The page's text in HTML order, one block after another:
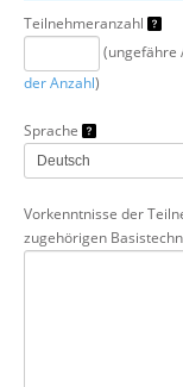
Teilnehmeranzahl
(ungefähre
der Anzahl)
Sprache
Vorkenntnisse der
zugehörigen